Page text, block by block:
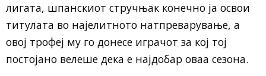
лигата, шпанскиот стручњак конечно ја освои
титулата во најелитното натпреварување, а
овој трофеј му го донесе играчот за кој тој
постојано велеше дека е најдобар оваа сезона.